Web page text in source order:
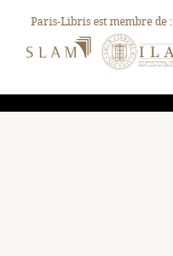
Paris-Libris est membre de :
SLAM